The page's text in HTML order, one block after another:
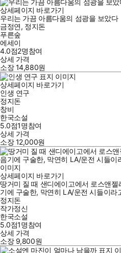
상세페이지 바로가기
우리는 가끔 아름다움의 섬광을 보았다
금정연, 정지돈
푸른숲
에세이
4.0점2명참여
상세 가격
소장14,880원
상세페이지 바로가기
인생 연구
정지돈
창비
한국소설
5.0점1명참여
상세 가격
소장12,000원
상세페이지 바로가기
땅거미 질 때 샌디에이고에서 로스앤
기에 구술한, 막연히 LA/운전 시들이라
정지돈
작가정신
한국소설
5.0점1명참여
상세 가격
소장 9,800원